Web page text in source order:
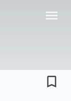
menu
bookmark_border